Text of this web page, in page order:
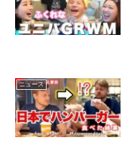
ニュース